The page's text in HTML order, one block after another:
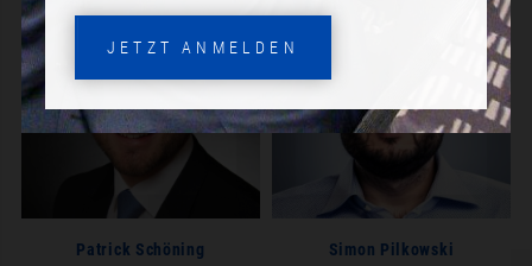
Patrick Schöning Simon Pilkowski
JETZT ANMELDEN